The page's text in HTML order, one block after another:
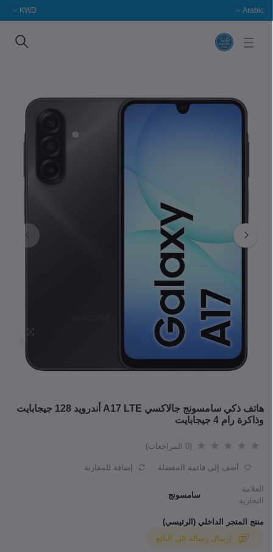
Arabic
KWD
هاتف ذكي سامسونج جالاكسي A17 LTE أندرويد 128 جيجابايت
وذاكرة رام 4 جيجابايت
(0 المراجعات)
أضف إلى قائمة المفضلة إضافة للمقارنة
العلامة
التجارية
سامسونج
منتج المتجر الداخلي (الرئيسي)